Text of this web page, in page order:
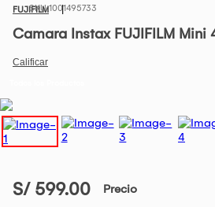
FUJIFILM1001495733
Camara Instax FUJIFILM Mini
S/ 599.00 Precio